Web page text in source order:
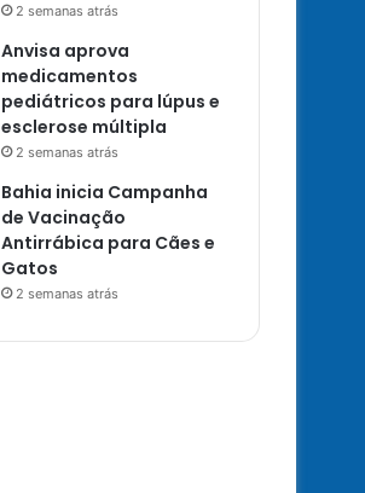
2 semanas atrás
Anvisa aprova
medicamentos
pediátricos para lúpus e
esclerose múltipla
2 semanas atrás
Bahia inicia Campanha
de Vacinação
Antirrábica para Cães e
Gatos
2 semanas atrás